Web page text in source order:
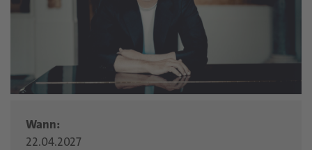
Wann:
22.04.2027